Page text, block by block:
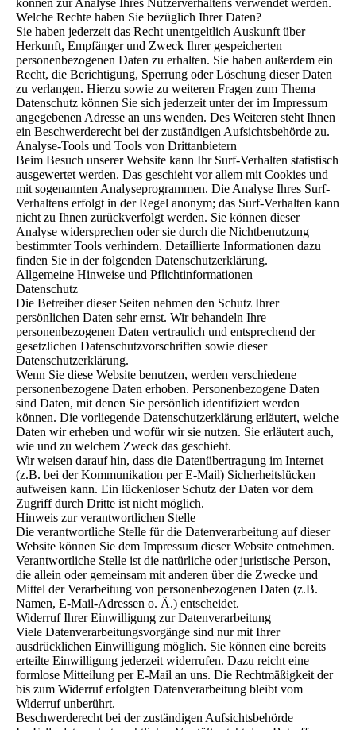
können zur Analyse Ihres Nutzerverhaltens verwendet werden.
Welche Rechte haben Sie bezüglich Ihrer Daten?
Sie haben jederzeit das Recht unentgeltlich Auskunft über
Herkunft, Empfänger und Zweck Ihrer gespeicherten
personenbezogenen Daten zu erhalten. Sie haben außerdem ein
Recht, die Berichtigung, Sperrung oder Löschung dieser Daten
zu verlangen. Hierzu sowie zu weiteren Fragen zum Thema
Datenschutz können Sie sich jederzeit unter der im Impressum
angegebenen Adresse an uns wenden. Des Weiteren steht Ihnen
ein Beschwerderecht bei der zuständigen Aufsichtsbehörde zu.
Analyse-Tools und Tools von Drittanbietern
Beim Besuch unserer Website kann Ihr Surf-Verhalten statistisch
ausgewertet werden. Das geschieht vor allem mit Cookies und
mit sogenannten Analyseprogrammen. Die Analyse Ihres Surf-
Verhaltens erfolgt in der Regel anonym; das Surf-Verhalten kann
nicht zu Ihnen zurückverfolgt werden. Sie können dieser
Analyse widersprechen oder sie durch die Nichtbenutzung
bestimmter Tools verhindern. Detaillierte Informationen dazu
finden Sie in der folgenden Datenschutzerklärung.
Allgemeine Hinweise und Pflichtinformationen
Datenschutz
Die Betreiber dieser Seiten nehmen den Schutz Ihrer
persönlichen Daten sehr ernst. Wir behandeln Ihre
personenbezogenen Daten vertraulich und entsprechend der
gesetzlichen Datenschutzvorschriften sowie dieser
Datenschutzerklärung.
Wenn Sie diese Website benutzen, werden verschiedene
personenbezogene Daten erhoben. Personenbezogene Daten
sind Daten, mit denen Sie persönlich identifiziert werden
können. Die vorliegende Datenschutzerklärung erläutert, welche
Daten wir erheben und wofür wir sie nutzen. Sie erläutert auch,
wie und zu welchem Zweck das geschieht.
Wir weisen darauf hin, dass die Datenübertragung im Internet
(z.B. bei der Kommunikation per E-Mail) Sicherheitslücken
aufweisen kann. Ein lückenloser Schutz der Daten vor dem
Zugriff durch Dritte ist nicht möglich.
Hinweis zur verantwortlichen Stelle
Die verantwortliche Stelle für die Datenverarbeitung auf dieser
Website können Sie dem Impressum dieser Website entnehmen.
Verantwortliche Stelle ist die natürliche oder juristische Person,
die allein oder gemeinsam mit anderen über die Zwecke und
Mittel der Verarbeitung von personenbezogenen Daten (z.B.
Namen, E-Mail-Adressen o. Ä.) entscheidet.
Widerruf Ihrer Einwilligung zur Datenverarbeitung
Viele Datenverarbeitungsvorgänge sind nur mit Ihrer
ausdrücklichen Einwilligung möglich. Sie können eine bereits
erteilte Einwilligung jederzeit widerrufen. Dazu reicht eine
formlose Mitteilung per E-Mail an uns. Die Rechtmäßigkeit der
bis zum Widerruf erfolgten Datenverarbeitung bleibt vom
Widerruf unberührt.
Beschwerderecht bei der zuständigen Aufsichtsbehörde